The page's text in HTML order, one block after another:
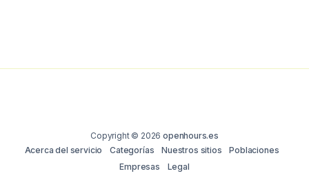
Copyright © 2026openhours.es
Acerca del servicio
Categorías Nuestros sitios
Poblaciones
Empresas
Legal